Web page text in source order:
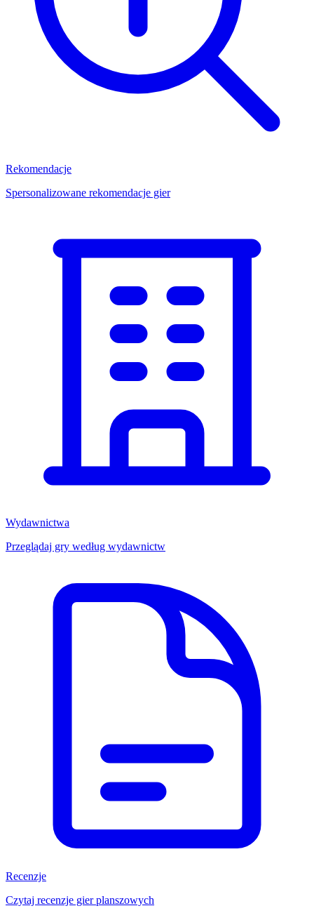
Rekomendacje
Spersonalizowane rekomendacje gier
Wydawnictwa
Przeglądaj gry według wydawnictw
Recenzje
Czytaj recenzje gier planszowych